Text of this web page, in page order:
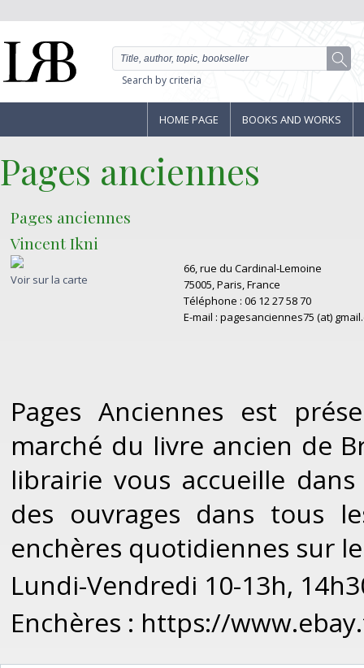
Search by criteria
HOME PAGE BOOKS AND WORKS
Pages anciennes
Pages anciennes
Vincent Ikni
Voir sur la carte
66, rue du Cardinal-Lemoine
75005, Paris, France
Téléphone : 06 12 27 58 70
E-mail : pagesanciennes75 (at)
Pages Anciennes est
marché du livre ancien de
librairie vous accueille
des ouvrages dans tous
enchères quotidiennes sur
Lundi-Vendredi 10-13h,
Enchères : https://